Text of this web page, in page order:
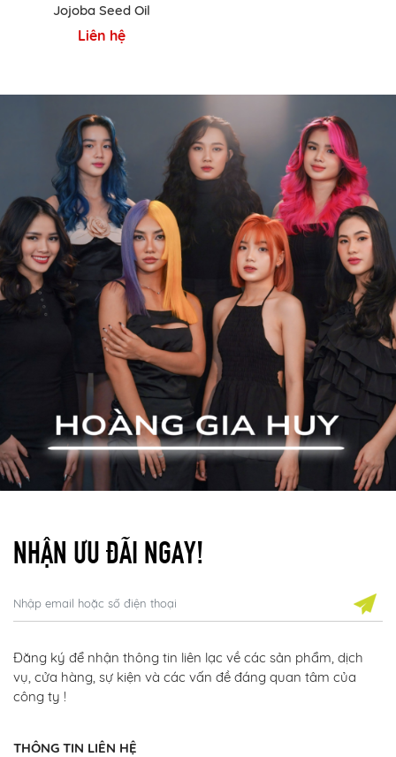
Jojoba Seed Oil
Liên hệ
NHẬN ƯU ĐÃI NGAY!
Đăng ký để nhận thông tin liên lạc về các sản phẩm, dịch
vụ, cửa hàng, sự kiện và các vấn đề đáng quan tâm của
công ty !
THÔNG TIN LIÊN HỆ